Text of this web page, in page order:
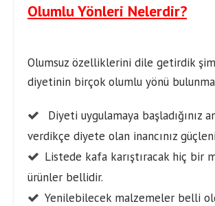
Olumlu Yönleri Nelerdir?
Olumsuz özelliklerini dile getirdik
diyetinin birçok olumlu yönü
Diyeti uygulamaya başladığınız
verdikçe diyete olan inancınız
Listede kafa karıştıracak hiç bir
ürünler bellidir.
Yenilebilecek malzemeler belli